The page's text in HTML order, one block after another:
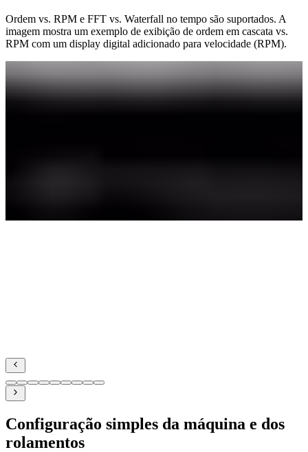
Ordem vs. RPM e FFT vs. Waterfall no tempo são suportados. A
imagem mostra um exemplo de exibição de ordem em cascata vs.
RPM com um display digital adicionado para velocidade (RPM).
Configuração simples da máquina e dos
rolamentos